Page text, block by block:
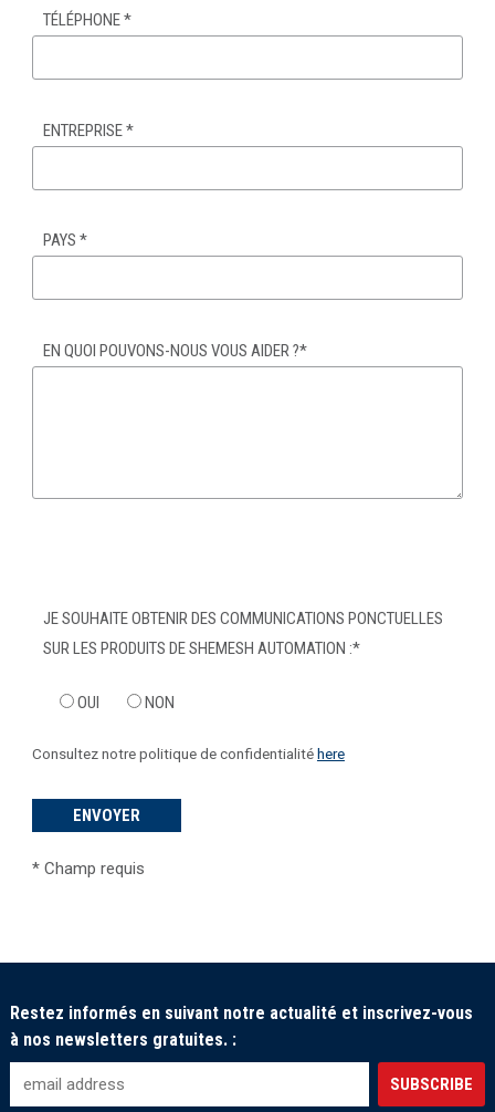
TÉLÉPHONE*
ENTREPRISE*
PAYS *
EN QUOI POUVONS-NOUS VOUS AIDER ?*
JE SOUHAITE OBTENIR DES COMMUNICATIONS PONCTUELLES
SUR LES PRODUITS DE SHEMESH AUTOMATION :*
OUI NON
Consultez notre politique de confidentialitéhere
*Champ requis
Restez informés en suivant notre actualité et inscrivez-vous
à nos newsletters gratuites. :